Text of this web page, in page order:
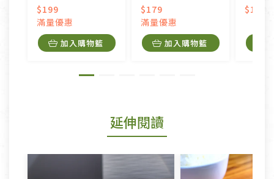
$199
滿量優惠
加入購物籃
$179
滿量優惠
加入購物籃
$120
延伸閱讀